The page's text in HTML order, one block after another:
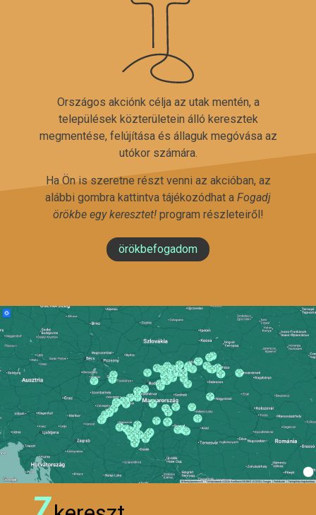
Országos akciónk célja az utak mentén, a
települések közterületein álló keresztek
megmentése, felújítása és állaguk megóvása az
utókor számára.
Ha Ön is szeretne részt venni az akcióban, az
alábbi gombra kattintva tájékozódhat a Fogadj
örökbe egy keresztet!program részleteiről!
örökbefogadom